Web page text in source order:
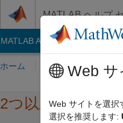
MATLAB ヘルプ
MATLAB Answers File
ホーム 質問する 回答
2つ以上のライ
Web サ
Web サイトを選択
選択を推奨します: